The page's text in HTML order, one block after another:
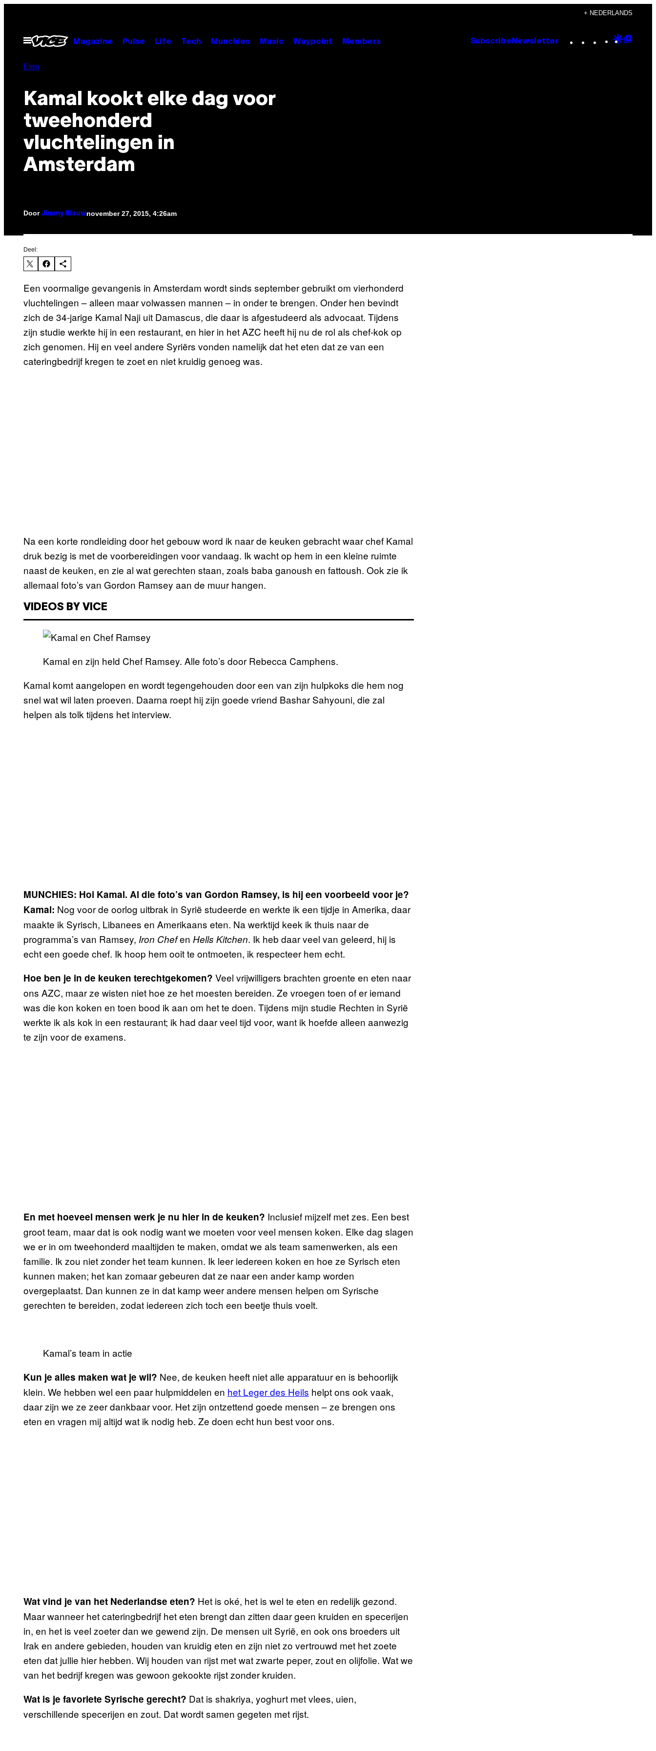
+ NEDERLANDS
Open
menu
Magazine Pulse Life Tech Munchies Music Waypoint Members Subscribe Newsletter Instagram
TikTok
YouTube
Google
Eten
Kamal kookt elke dag voor
tweehonderd
vluchtelingen in
Amsterdam
Door Jimmy Blauwnovember 27, 2015, 4:26am
Deel:
Een voormalige gevangenis in Amsterdam wordt sinds september gebruikt om vierhonderd
vluchtelingen – alleen maar volwassen mannen – in onder te brengen. Onder hen bevindt
zich de 34-jarige Kamal Naji uit Damascus, die daar is afgestudeerd als advocaat. Tijdens
zijn studie werkte hij in een restaurant, en hier in het AZC heeft hij nu de rol als chef-kok op
zich genomen. Hij en veel andere Syriërs vonden namelijk dat het eten dat ze van een
cateringbedrijf kregen te zoet en niet kruidig genoeg was.
Na een korte rondleiding door het gebouw word ik naar de keuken gebracht waar chef Kamal
druk bezig is met de voorbereidingen voor vandaag. Ik wacht op hem in een kleine ruimte
naast de keuken, en zie al wat gerechten staan, zoals baba ganoush en fattoush. Ook zie ik
allemaal foto’s van Gordon Ramsey aan de muur hangen.
VIDEOS BY VICE
Kamal en zijn held Chef Ramsey. Alle foto’s door Rebecca Camphens.
Kamal komt aangelopen en wordt tegengehouden door een van zijn hulpkoks die hem nog
snel wat wil laten proeven. Daarna roept hij zijn goede vriend Bashar Sahyouni, die zal
helpen als tolk tijdens het interview.
MUNCHIES: Hoi Kamal. Al die foto’s van Gordon Ramsey, is hij een voorbeeld voor je?
Kamal: Nog voor de oorlog uitbrak in Syrië studeerde en werkte ik een tijdje in Amerika, daar
maakte ik Syrisch, Libanees en Amerikaans eten. Na werktijd keek ik thuis naar de
programma’s van Ramsey, Iron Chefen Hells Kitchen. Ik heb daar veel van geleerd, hij is
echt een goede chef. Ik hoop hem ooit te ontmoeten, ik respecteer hem echt.
Hoe ben je in de keuken terechtgekomen? Veel vrijwilligers brachten groente en eten naar
ons AZC, maar ze wisten niet hoe ze het moesten bereiden. Ze vroegen toen of er iemand
was die kon koken en toen bood ik aan om het te doen. Tijdens mijn studie Rechten in Syrië
werkte ik als kok in een restaurant; ik had daar veel tijd voor, want ik hoefde alleen aanwezig
te zijn voor de examens.
En met hoeveel mensen werk je nu hier in de keuken? Inclusief mijzelf met zes. Een best
groot team, maar dat is ook nodig want we moeten voor veel mensen koken. Elke dag slagen
we er in om tweehonderd maaltijden te maken, omdat we als team samenwerken, als een
familie. Ik zou niet zonder het team kunnen. Ik leer iedereen koken en hoe ze Syrisch eten
kunnen maken; het kan zomaar gebeuren dat ze naar een ander kamp worden
overgeplaatst. Dan kunnen ze in dat kamp weer andere mensen helpen om Syrische
gerechten te bereiden, zodat iedereen zich toch een beetje thuis voelt.
Kamal’s team in actie
Kun je alles maken wat je wil? Nee, de keuken heeft niet alle apparatuur en is behoorlijk
klein. We hebben wel een paar hulpmiddelen en het Leger des Heils helpt ons ook vaak,
daar zijn we ze zeer dankbaar voor. Het zijn ontzettend goede mensen – ze brengen ons
eten en vragen mij altijd wat ik nodig heb. Ze doen echt hun best voor ons.
Wat vind je van het Nederlandse eten? Het is oké, het is wel te eten en redelijk gezond.
Maar wanneer het cateringbedrijf het eten brengt dan zitten daar geen kruiden en specerijen
in, en het is veel zoeter dan we gewend zijn. De mensen uit Syrië, en ook ons broeders uit
Irak en andere gebieden, houden van kruidig eten en zijn niet zo vertrouwd met het zoete
eten dat jullie hier hebben. Wij houden van rijst met wat zwarte peper, zout en olijfolie. Wat we
van het bedrijf kregen was gewoon gekookte rijst zonder kruiden.
Wat is je favoriete Syrische gerecht? Dat is shakriya, yoghurt met vlees, uien,
verschillende specerijen en zout. Dat wordt samen gegeten met rijst.